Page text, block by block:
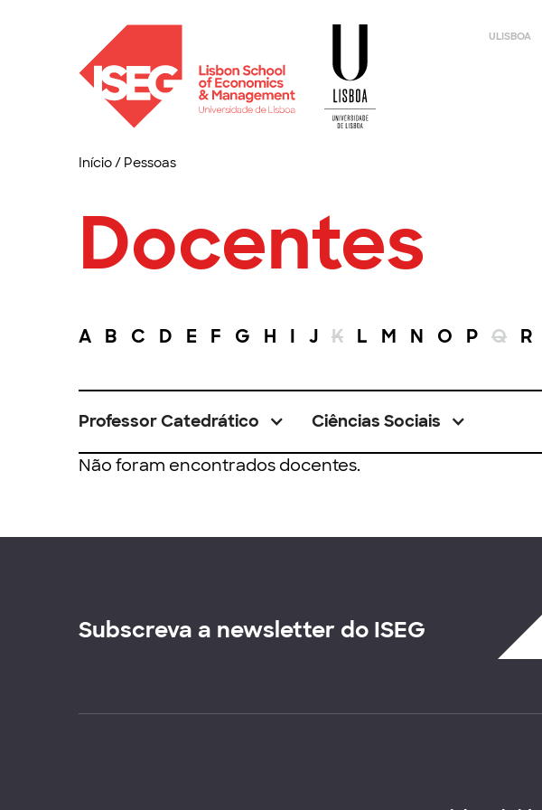
ULISBOA
Início/ Pessoas
Docentes
A B C D E F G H I J K L M N O P Q R
Professor Catedrático Ciências Sociais
Não foram encontrados docentes.
Subscreva a newsletter do ISEG